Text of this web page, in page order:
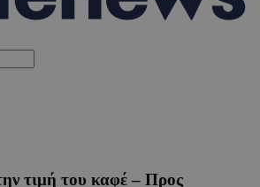
τιμή του καφέ – Προς